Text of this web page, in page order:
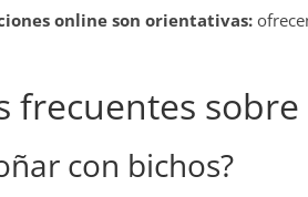
online son orientativas:
frecuentes
con bichos?